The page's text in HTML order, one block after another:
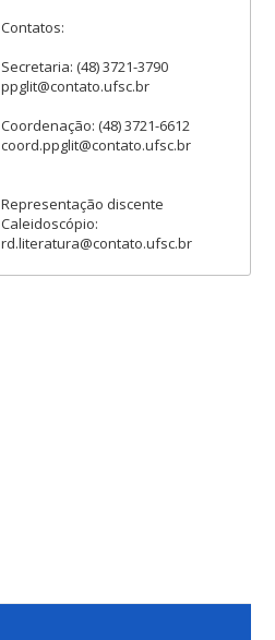
Contatos:
Secretaria: (48) 3721-3790
ppglit@contato.ufsc.br
Coordenação: (48) 3721-6612
coord.ppglit@contato.ufsc.br
Representação discente
Caleidoscópio:
rd.literatura@contato.ufsc.br